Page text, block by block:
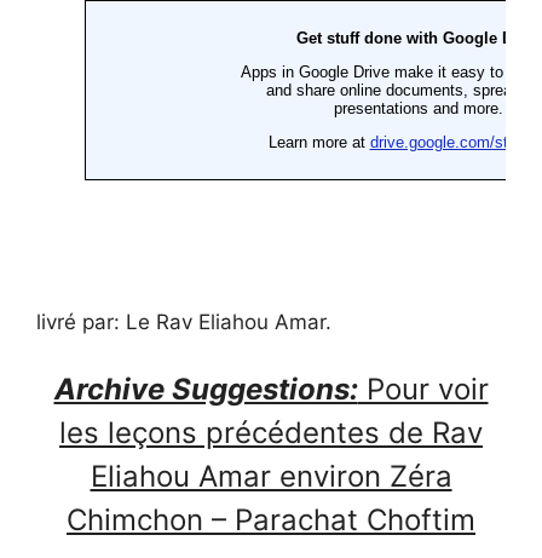
livré par: Le Rav Eliahou Amar.
Archive Suggestions:Pour voir
les leçons précédentes de Rav
Eliahou Amar environ Zéra
Chimchon – Parachat Choftim